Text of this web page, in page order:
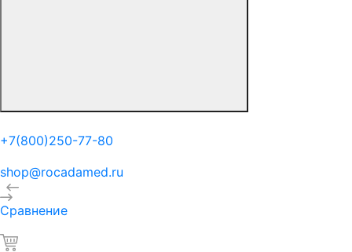
+7(800)250-77-80
shop@rocadamed.ru
Сравнение